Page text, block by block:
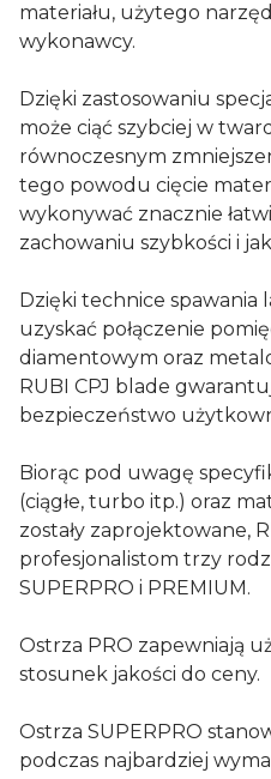
materiału, użytego
wykonawcy.
Dzięki zastosowaniu
może ciąć szybciej w
równoczesnym
tego powodu cięcie
wykonywać znacznie
zachowaniu szybkości i
Dzięki technice spawania
uzyskać połączenie
diamentowym oraz
RUBI CPJ blade
bezpieczeństwo
Biorąc pod uwagę
(ciągłe, turbo itp.) oraz
zostały zaprojektowane,
profesjonalistom trzy
SUPERPRO i PREMIUM.
Ostrza PRO zapewniają
stosunek jakości do ceny.
Ostrza SUPERPRO
podczas najbardziej